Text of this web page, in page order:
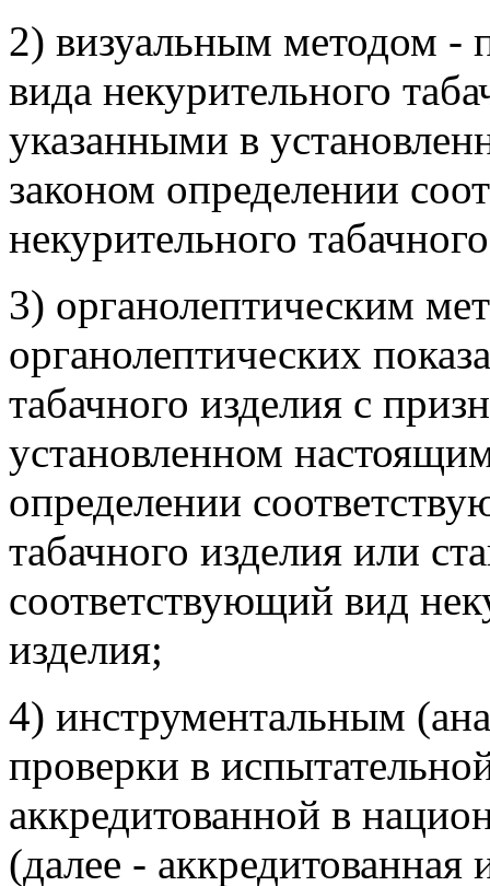
2) визуальным методом -
вида некурительного
указанными в
законом определении
некурительного
3) органолептическим
органолептических
табачного изделия с
установленном
определении
табачного изделия или
соответствующий вид
изделия;
4) инструментальным
проверки в
аккредитованной в
(далее - аккредитованная